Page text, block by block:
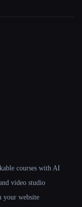
courses with AI
video studio
your website